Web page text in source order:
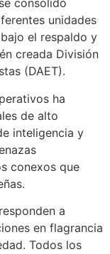
consolidó
unidades
el respaldo y
creada División
(DAET).
ha
de alto
inteligencia y
conexos que
a
en flagrancia
Todos los